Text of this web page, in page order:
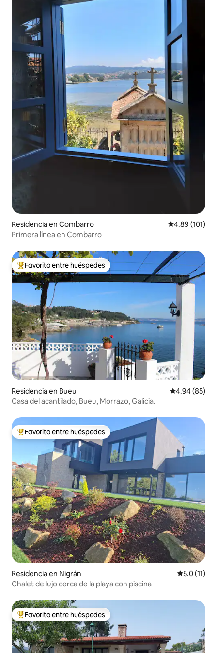
Residencia en Combarro Calificación
4.89 (101)
Primera línea en Combarro
De los mejores en Favorito entre huéspedes
Favorito entre huéspedes
Residencia en Bueu Calificación
4.94 (85)
Casa del acantilado, Bueu, Morrazo, Galicia.
De los mejores en Favorito entre huéspedes
Favorito entre huéspedes
Residencia en Nigrán Calificación
5.0 (11)
Chalet de lujo cerca de la playa con piscina
De los mejores en Favorito entre huéspedes
Favorito entre huéspedes